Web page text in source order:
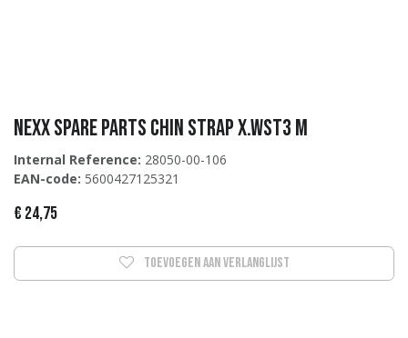
Nexx Spare Parts CHIN STRAP X.WST3 M
Internal Reference: 28050-00-106
EAN-code: 5600427125321
€ 24,75
Toevoegen aan verlanglijst